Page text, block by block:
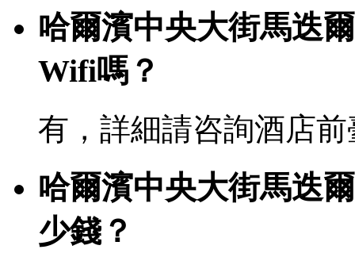
哈爾濱中央大街馬迭
Wifi嗎？
有，詳細請咨詢酒店前
哈爾濱中央大街馬迭
少錢？